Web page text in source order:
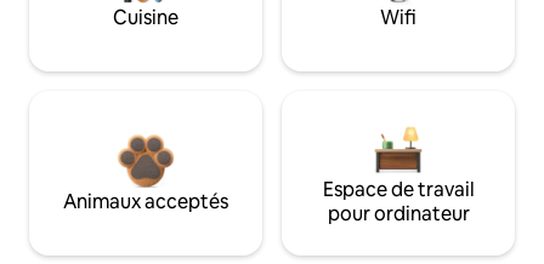
Cuisine Wifi
Animaux acceptés
Espace de travail
pour ordinateur